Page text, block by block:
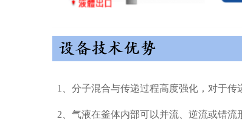
1、分子混合与传递过程高度强化，对于传
2、气液在釜体内部可以并流、逆流或错流